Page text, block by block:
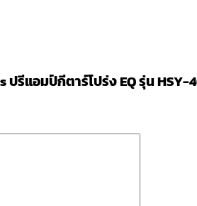
รีแอมป์กีตาร์โปร่ง EQ รุ่น HSY-